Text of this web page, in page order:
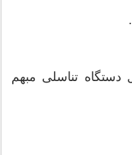
دستگاه تناسلی مبهم